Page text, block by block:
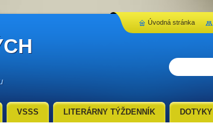
VSSS LITERÁRNY TÝŽDENNÍK DOTYKY
Úvodná stránka